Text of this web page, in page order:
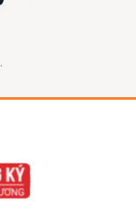
Nhân,Trường